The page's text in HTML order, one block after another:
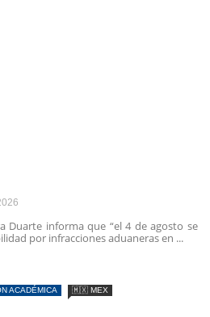
Duarte informa que “el 4 de agosto se
por infracciones aduaneras en ...
ACADÉMICA 🇲🇽 MEX